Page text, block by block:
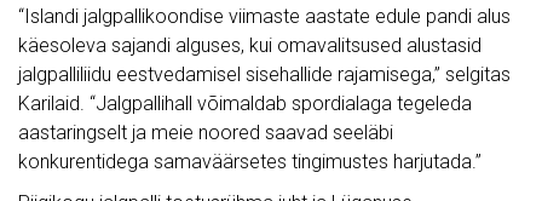
“Islandi jalgpallikoondise viimaste aastate edule pandi alus
käesoleva sajandi alguses, kui omavalitsused alustasid
jalgpalliliidu eestvedamisel sisehallide rajamisega,” selgitas
Karilaid. “Jalgpallihall võimaldab spordialaga tegeleda
aastaringselt ja meie noored saavad seeläbi
konkurentidega samaväärsetes tingimustes harjutada.”